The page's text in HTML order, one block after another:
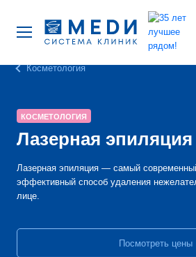
Косметология
КОСМЕТОЛОГИЯ
Лазерная эпиляция
Лазерная эпиляция — самый
эффективный способ удаления
лице.
Посмотреть цены